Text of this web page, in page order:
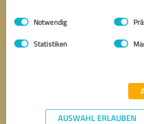
Impressum Datenschutzbestimmungen
Einwilligungsauswahl
Notwendig
Statistiken
AUSWAHL ERLAUBEN
Nachricht senden